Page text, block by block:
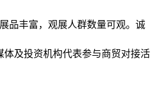
品丰富，观展人群数量可观。诚
体及投资机构代表参与商贸对接活